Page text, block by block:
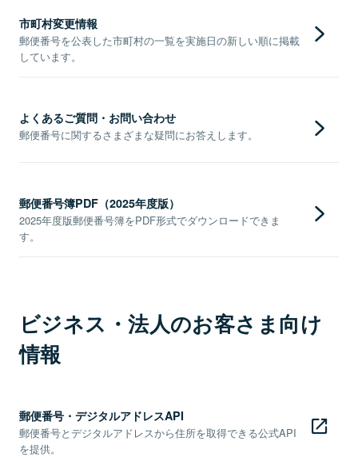
市町村変更情報
郵便番号を公表した市町村の一覧を実施日の新しい順に掲載
しています。
よくあるご質問・お問い合わせ
郵便番号に関するさまざまな疑問にお答えします。
郵便番号簿PDF（2025年度版）
2025年度版郵便番号簿をPDF形式でダウンロードできま
す。
ビジネス・法人のお客さま向け
情報
郵便番号・デジタルアドレスAPI
郵便番号とデジタルアドレスから住所を取得できる公式API
を提供。